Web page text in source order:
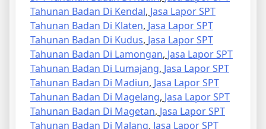
Tahunan Badan Di Kendal, Jasa Lapor SPT
Tahunan Badan Di Klaten, Jasa Lapor SPT
Tahunan Badan Di Kudus, Jasa Lapor SPT
Tahunan Badan Di Lamongan, Jasa Lapor SPT
Tahunan Badan Di Lumajang, Jasa Lapor SPT
Tahunan Badan Di Madiun, Jasa Lapor SPT
Tahunan Badan Di Magelang, Jasa Lapor SPT
Tahunan Badan Di Magetan, Jasa Lapor SPT
Tahunan Badan Di Malang, Jasa Lapor SPT